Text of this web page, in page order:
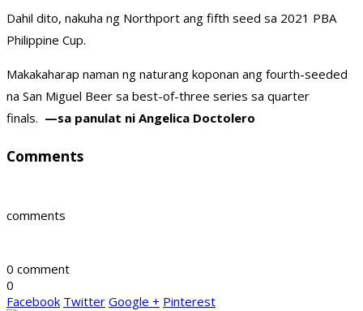
Dahil dito, nakuha ng Northport ang fifth seed sa 2021 PBA
Philippine Cup.
Makakaharap naman ng naturang koponan ang fourth-seeded
na San Miguel Beer sa best-of-three series sa quarter
finals. —sa panulat ni Angelica Doctolero
Comments
comments
0 comment
0
Facebook Twitter Google + Pinterest